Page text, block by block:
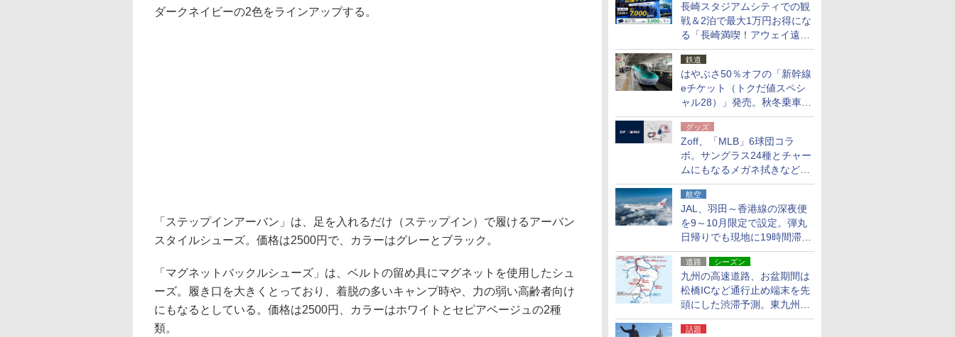
長崎スタジアムシティでの観
戦＆2泊で最大1万円お得にな
る「長崎満喫！アウェイ遠征
応援キャンペーン」
鉄道
はやぶさ50％オフの「新幹線
eチケット（トクだ値スペシ
ャル28）」発売。秋冬乗車
分、えきねっと限定
グッズ
Zoff、「MLB」6球団コラ
ボ。サングラス24種とチャー
ムにもなるメガネ拭きなど雑
貨24種
航空
JAL、羽田～香港線の深夜便
を9～10月限定で設定。弾丸
日帰りでも現地に19時間滞在
できる
道路 シーズン
九州の高速道路、お盆期間は
松橋ICなど通行止め端末を先
頭にした渋滞予測。東九州道
への迂回は料金調整を実施
話題
ダークネイビーの2色をラインアップする。
「ステップインアーバン」は、足を入れるだけ（ステップイン）で履けるアーバン
スタイルシューズ。価格は2500円で、カラーはグレーとブラック。
「マグネットバックルシューズ」は、ベルトの留め具にマグネットを使用したシュ
ーズ。履き口を大きくとっており、着脱の多いキャンプ時や、力の弱い高齢者向け
にもなるとしている。価格は2500円、カラーはホワイトとセピアベージュの2種
類。